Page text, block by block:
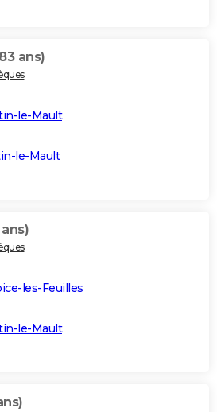
ans)
le-Mault
le-Mault
ans)
les-Feuilles
le-Mault